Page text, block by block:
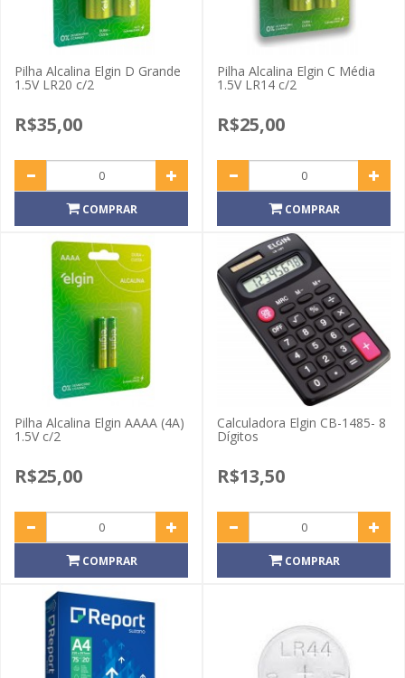
Pilha Alcalina Elgin D Grande
1.5V LR20 c/2
R$35,00
COMPRAR
Pilha Alcalina Elgin C Média
1.5V LR14 c/2
R$25,00
COMPRAR
Pilha Alcalina Elgin AAAA (4A)
1.5V c/2
R$25,00
COMPRAR
Calculadora Elgin CB-1485- 8
Dígitos
R$13,50
COMPRAR